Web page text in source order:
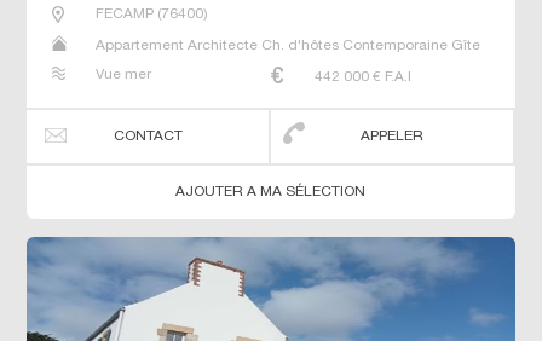
FECAMP(76400)
Appartement Architecte Ch. d'hôtes Contemporaine Gîte
Vue mer
442 000 € F.A.I
CONTACT APPELER
AJOUTER A MA SÉLECTION